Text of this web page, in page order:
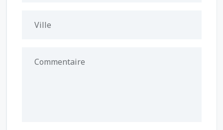
Ville
Commentaire